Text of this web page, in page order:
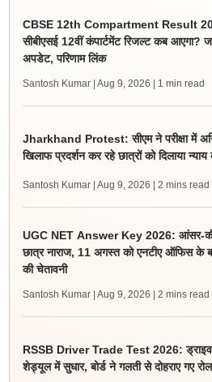
CBSE 12th Compartment Result
सीबीएसई 12वीं कंपार्टमेंट रिजल्ट कब आएगा?
अपडेट, परिणाम लिंक
Santosh Kumar | Aug 9, 2026 | 1 min read
Jharkhand Protest: सीएम ने परीक्षा में
खिलाफ प्रदर्शन कर रहे छात्रों को दिलाया न्याय
Santosh Kumar | Aug 9, 2026 | 2 mins read
UGC NET Answer Key 2026: आंसर-की
छात्र नाराज, 11 अगस्त को एनटीए ऑफिस के
की चेतावनी
Santosh Kumar | Aug 9, 2026 | 2 mins read
RSSB Driver Trade Test 2026:
शेड्यूल में सुधार, बोर्ड ने गलती से दोहराए गए